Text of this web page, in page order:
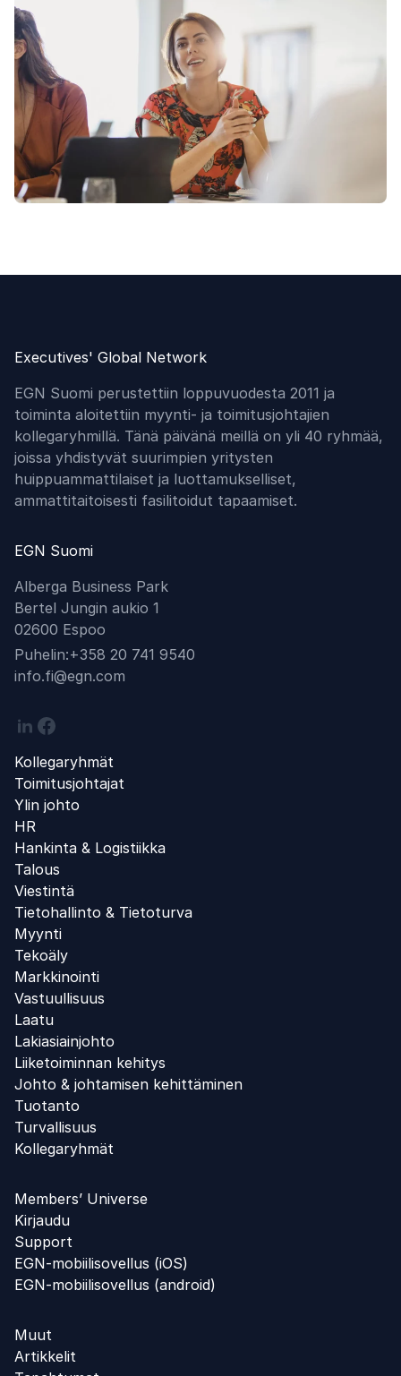
Markkinointijohto
Ryhmän jäsenillä on pitkä kokemus
markkinointialalta, ja he vastaavat
kokonaisvaltaisesta markkinoinnin pitkän
tähtäimen suunnittelusta ja kehittämisestä.
Ryhmä on tarkoitettu kokeneille
toteuttamisesta.
Executives' Global Network
EGN Suomi perustettiin loppuvuodesta 2011 ja
toiminta aloitettiin myynti- ja toimitusjohtajien
kollegaryhmillä. Tänä päivänä meillä on yli 40 ryhmää,
joissa yhdistyvät suurimpien yritysten
huippuammattilaiset ja luottamukselliset,
ammattitaitoisesti fasilitoidut tapaamiset.
EGN Suomi
Alberga Business Park
Bertel Jungin aukio 1
02600 Espoo
Puhelin:+358 20 741 9540
Email
info.fi@egn.com
LinkedinFacebook
Kollegaryhmät
Toimitusjohtajat
Ylin johto
HR
Hankinta & Logistiikka
Talous
Viestintä
Tietohallinto & Tietoturva
Myynti
Tekoäly
Markkinointi
Vastuullisuus
Laatu
Lakiasiainjohto
Liiketoiminnan kehitys
Johto & johtamisen kehittäminen
Tuotanto
Turvallisuus
Kollegaryhmät
Members’ Universe
Kirjaudu
Support
EGN-mobiilisovellus (iOS)
EGN-mobiilisovellus (android)
Muut
Artikkelit